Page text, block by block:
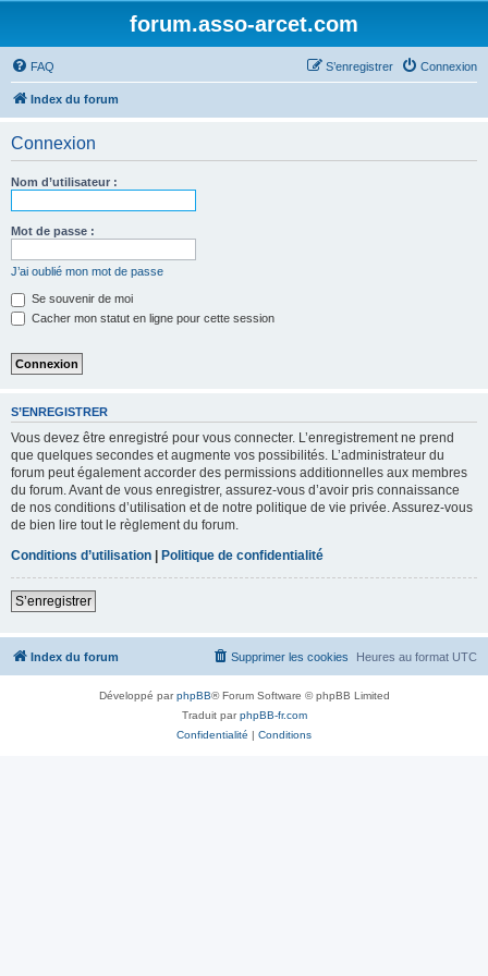
forum.asso-arcet.com
FAQ Connexion
S’enregistrer
Index du forum
Connexion
Nom d’utilisateur :
Mot de passe :
J’ai oublié mon mot de passe
Se souvenir de moi
Cacher mon statut en ligne pour cette session
S’ENREGISTRER
Vous devez être enregistré pour vous connecter. L’enregistrement ne prend
que quelques secondes et augmente vos possibilités. L’administrateur du
forum peut également accorder des permissions additionnelles aux membres
du forum. Avant de vous enregistrer, assurez-vous d’avoir pris connaissance
de nos conditions d’utilisation et de notre politique de vie privée. Assurez-vous
de bien lire tout le règlement du forum.
Conditions d’utilisation | Politique de confidentialité
S’enregistrer
Index du forum Heures au format UTC
Supprimer les cookies
Développé parphpBB® Forum Software © phpBB Limited
Traduit parphpBB-fr.com
Confidentialité | Conditions